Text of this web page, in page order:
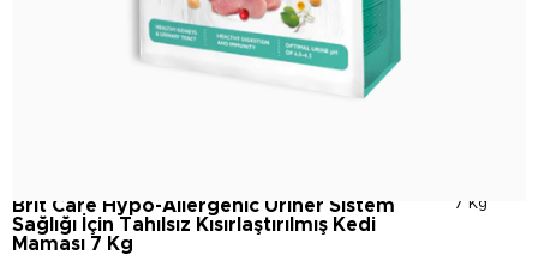
7 Kg
Brit Care Hypo-Allergenic Üriner Sistem
Sağlığı İçin Tahılsız Kısırlaştırılmış Kedi
Maması 7 Kg